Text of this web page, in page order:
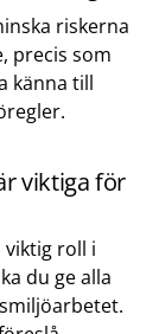
riskerna
precis som
känna till
viktiga för
roll i
du ge alla